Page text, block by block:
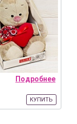
Подробнее
КУПИТЬ